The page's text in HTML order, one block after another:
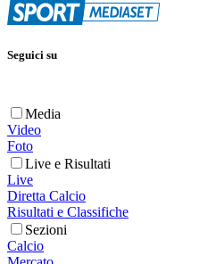
Seguici su
Media
Video
Foto
Live e Risultati
Live
Diretta Calcio
Risultati e Classifiche
Sezioni
Calcio